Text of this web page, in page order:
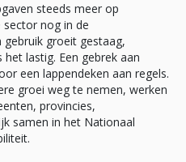
steeds meer op
nog in de
gebruik groeit gestaag,
lastig. Een gebrek aan
een lappendeken aan regels.
groei weg te nemen, werken
provincies,
samen in het Nationaal